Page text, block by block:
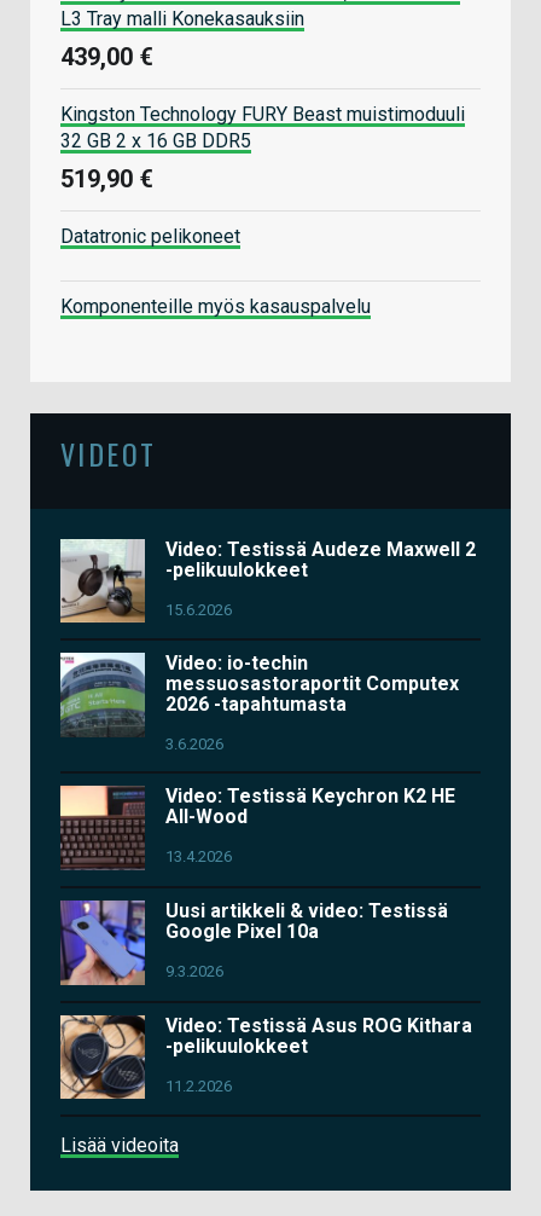
L3 Tray malli Konekasauksiin
439,00 €
Kingston Technology FURY Beast muistimoduuli
32 GB 2 x 16 GB DDR5
519,90 €
Datatronic pelikoneet
Komponenteille myös kasauspalvelu
VIDEOT
Video: Testissä Audeze Maxwell 2
-pelikuulokkeet
15.6.2026
Video: io-techin
messuosastoraportit Computex
2026 -tapahtumasta
3.6.2026
Video: Testissä Keychron K2 HE
All-Wood
13.4.2026
Uusi artikkeli & video: Testissä
Google Pixel 10a
9.3.2026
Video: Testissä Asus ROG Kithara
-pelikuulokkeet
11.2.2026
Lisää videoita